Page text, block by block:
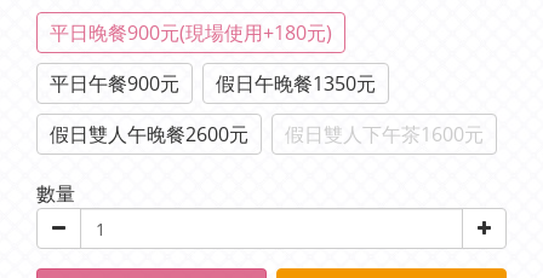
平日晚餐900元(現場使用+180元)
平日午餐900元
假日午晚餐1350元
假日雙人午晚餐2600元
假日雙人下午茶1600元
數量